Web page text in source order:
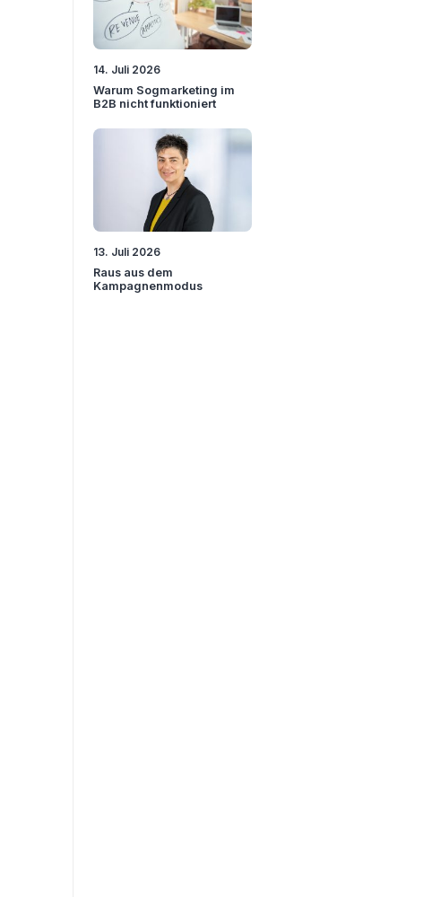
14. Juli 2026
Warum Sogmarketing im
B2B nicht funktioniert
13. Juli 2026
Raus aus dem
Kampagnenmodus